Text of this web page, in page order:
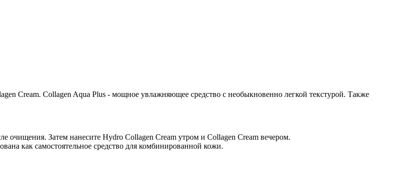
Cream. Collagen Aqua Plus - мощное увлажняющее средство с необыкновенно легкой текстурой. Также
очищения. Затем нанесите Hydro Collagen Cream утром и Collagen Cream вечером.
как самостоятельное средство для комбинированной кожи.